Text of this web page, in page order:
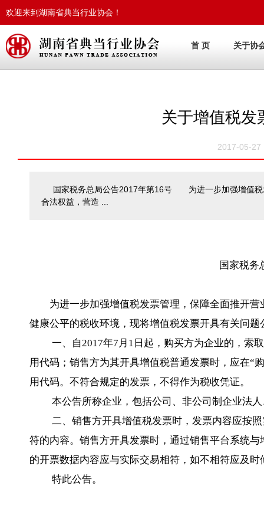
欢迎来到湖南省典当行业协会！
首 页 关于协
关于增值税发
2017-05-
国家税务总局公告2017年第16号 为进一步加强增值税
合法权益，营造 ...
国家税务
为进一步加强增值税发票管理，保障全面推开营
健康公平的税收环境，现将增值税发票开具有关问题
一、自2017年7月1日起，购买方为企业的，索取
用代码；销售方为其开具增值税普通发票时，应在“
用代码。不符合规定的发票，不得作为税收凭证。
本公告所称企业，包括公司、非公司制企业法人
二、销售方开具增值税发票时，发票内容应按照
符的内容。销售方开具发票时，通过销售平台系统
的开票数据内容应与实际交易相符，如不相符应及
特此公告。